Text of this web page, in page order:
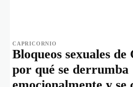
CAPRICORNIO
Bloqueos sexuales
por qué se derrumba